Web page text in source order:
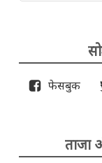
फेसबुक
ताजा